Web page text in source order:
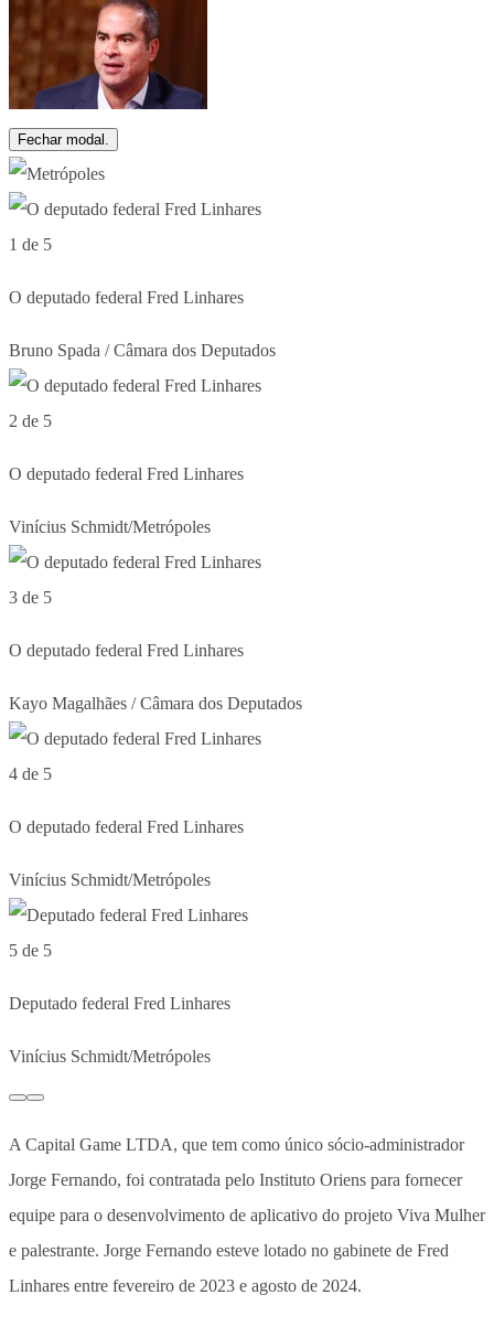
Fechar modal.
1 de 5
O deputado federal Fred Linhares
Bruno Spada / Câmara dos Deputados
2 de 5
O deputado federal Fred Linhares
Vinícius Schmidt/Metrópoles
3 de 5
O deputado federal Fred Linhares
Kayo Magalhães / Câmara dos Deputados
4 de 5
O deputado federal Fred Linhares
Vinícius Schmidt/Metrópoles
5 de 5
Deputado federal Fred Linhares
Vinícius Schmidt/Metrópoles
A Capital Game LTDA, que tem como único sócio-administrador
Jorge Fernando, foi contratada pelo Instituto Oriens para fornecer
equipe para o desenvolvimento de aplicativo do projeto Viva Mulher
e palestrante. Jorge Fernando esteve lotado no gabinete de Fred
Linhares entre fevereiro de 2023 e agosto de 2024.